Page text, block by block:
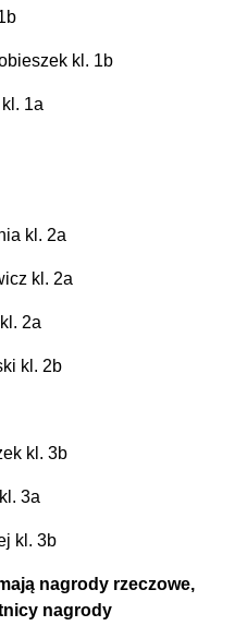
kl. 1b
1a
kl. 2a
kl. 2a
2a
kl. 2b
kl. 3b
3a
kl. 3b
nagrody rzeczowe,
nagrody